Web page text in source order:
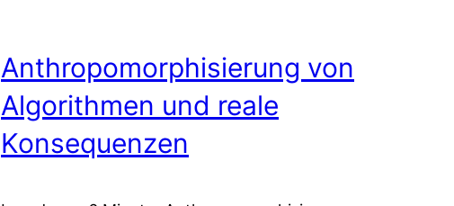
Anthropomorphisierung von
Algorithmen und reale
Konsequenzen